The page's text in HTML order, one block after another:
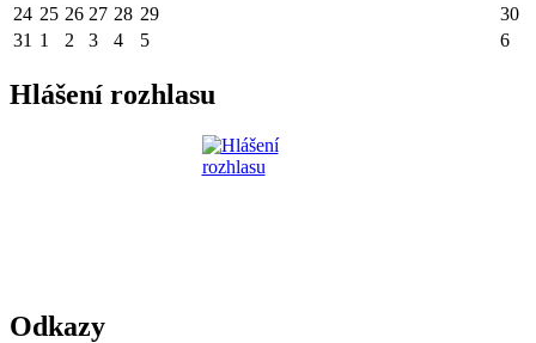
24 25 26 27 28 29
30
31 1 2 3 4 5 6
Hlášení rozhlasu
Odkazy